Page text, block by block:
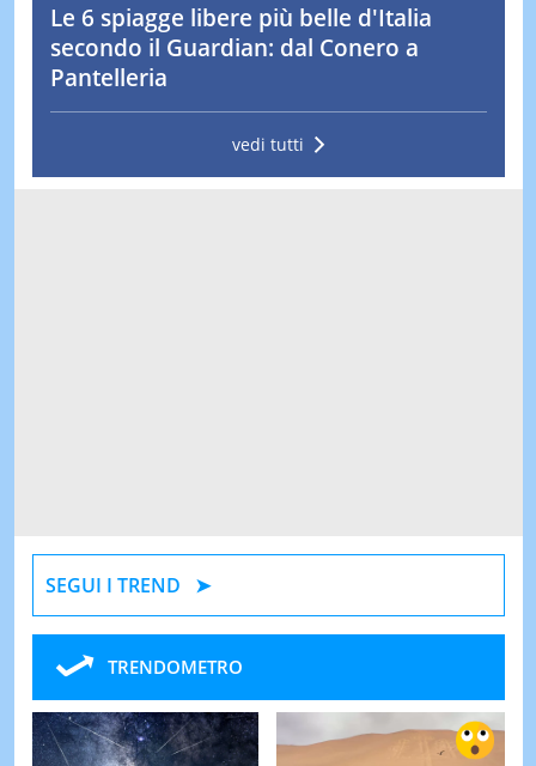
Le 6 spiagge libere più belle d'Italia
secondo il Guardian: dal Conero a
Pantelleria
vedi tutti
SEGUI I TREND
TRENDOMETRO